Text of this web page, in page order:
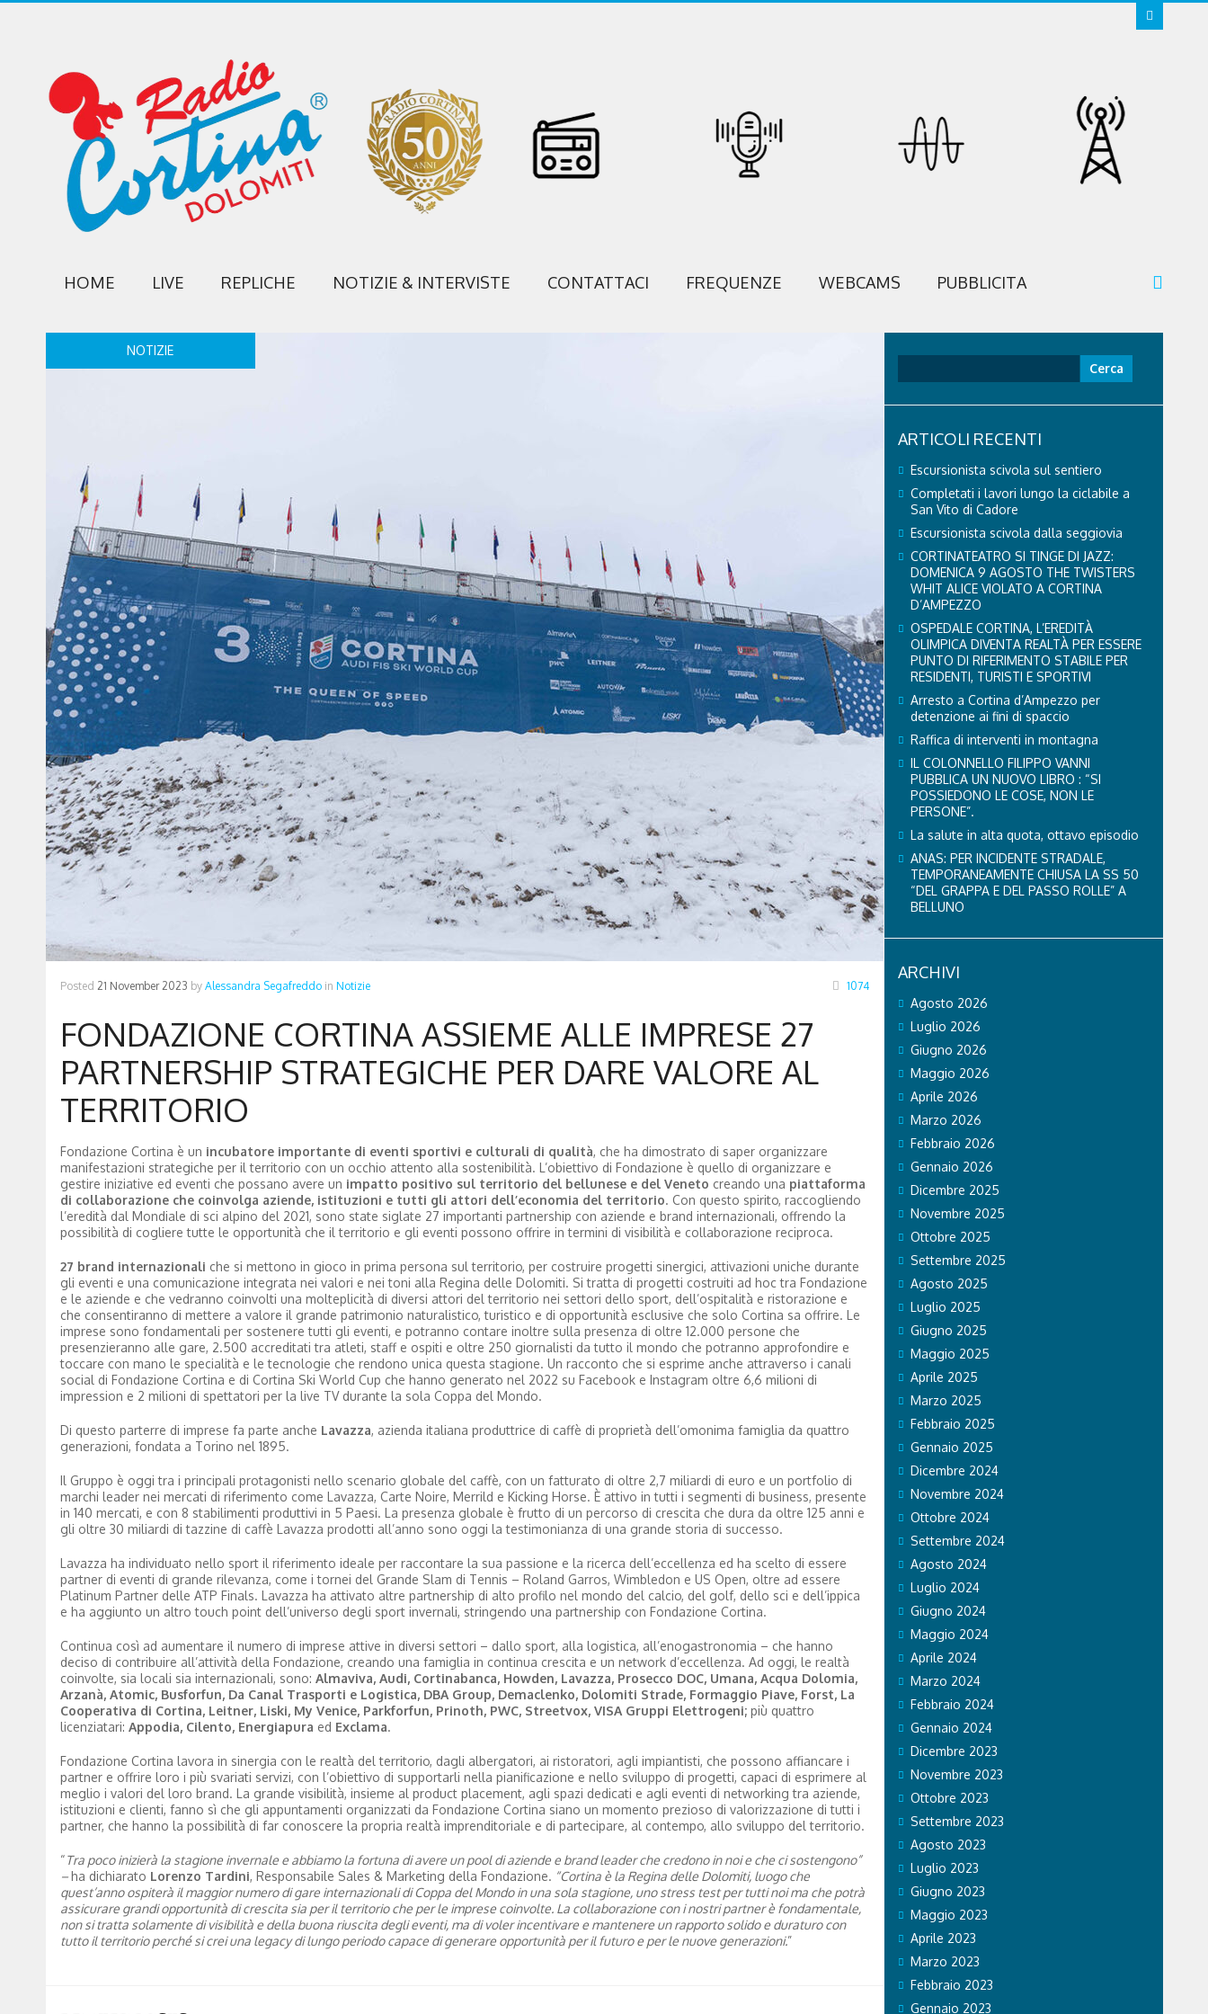
HOME LIVE REPLICHE NOTIZIE & INTERVISTE CONTATTACI FREQUENZE WEBCAMS PUBBLICITA
NOTIZIE
Posted 21 November 2023 by Alessandra Segafreddo in Notizie 1074
FONDAZIONE CORTINA ASSIEME ALLE IMPRESE 27
PARTNERSHIP STRATEGICHE PER DARE VALORE AL
TERRITORIO
Fondazione Cortina è un incubatore importante di eventi sportivi e culturali di qualità, che ha dimostrato di saper organizzare
manifestazioni strategiche per il territorio con un occhio attento alla sostenibilità. L’obiettivo di Fondazione è quello di organizzare e
gestire iniziative ed eventi che possano avere un impatto positivo sul territorio del bellunese e del Veneto creando una piattaforma
di collaborazione che coinvolga aziende, istituzioni e tutti gli attori dell’economia del territorio. Con questo spirito, raccogliendo
l’eredità dal Mondiale di sci alpino del 2021, sono state siglate 27 importanti partnership con aziende e brand internazionali, offrendo la
possibilità di cogliere tutte le opportunità che il territorio e gli eventi possono offrire in termini di visibilità e collaborazione reciproca.
27 brand internazionali che si mettono in gioco in prima persona sul territorio, per costruire progetti sinergici, attivazioni uniche durante
gli eventi e una comunicazione integrata nei valori e nei toni alla Regina delle Dolomiti. Si tratta di progetti costruiti ad hoc tra Fondazione
e le aziende e che vedranno coinvolti una molteplicità di diversi attori del territorio nei settori dello sport, dell’ospitalità e ristorazione e
che consentiranno di mettere a valore il grande patrimonio naturalistico, turistico e di opportunità esclusive che solo Cortina sa offrire. Le
imprese sono fondamentali per sostenere tutti gli eventi, e potranno contare inoltre sulla presenza di oltre 12.000 persone che
presenzieranno alle gare, 2.500 accreditati tra atleti, staff e ospiti e oltre 250 giornalisti da tutto il mondo che potranno approfondire e
toccare con mano le specialità e le tecnologie che rendono unica questa stagione. Un racconto che si esprime anche attraverso i canali
social di Fondazione Cortina e di Cortina Ski World Cup che hanno generato nel 2022 su Facebook e Instagram oltre 6,6 milioni di
impression e 2 milioni di spettatori per la live TV durante la sola Coppa del Mondo.
Di questo parterre di imprese fa parte anche Lavazza, azienda italiana produttrice di caffè di proprietà dell’omonima famiglia da quattro
generazioni, fondata a Torino nel 1895.
Il Gruppo è oggi tra i principali protagonisti nello scenario globale del caffè, con un fatturato di oltre 2,7 miliardi di euro e un portfolio di
marchi leader nei mercati di riferimento come Lavazza, Carte Noire, Merrild e Kicking Horse. È attivo in tutti i segmenti di business, presente
in 140 mercati, e con 8 stabilimenti produttivi in 5 Paesi. La presenza globale è frutto di un percorso di crescita che dura da oltre 125 anni e
gli oltre 30 miliardi di tazzine di caffè Lavazza prodotti all’anno sono oggi la testimonianza di una grande storia di successo.
Lavazza ha individuato nello sport il riferimento ideale per raccontare la sua passione e la ricerca dell’eccellenza ed ha scelto di essere
partner di eventi di grande rilevanza, come i tornei del Grande Slam di Tennis – Roland Garros, Wimbledon e US Open, oltre ad essere
Platinum Partner delle ATP Finals. Lavazza ha attivato altre partnership di alto profilo nel mondo del calcio, del golf, dello sci e dell’ippica
e ha aggiunto un altro touch point dell’universo degli sport invernali, stringendo una partnership con Fondazione Cortina.
Continua così ad aumentare il numero di imprese attive in diversi settori – dallo sport, alla logistica, all’enogastronomia – che hanno
deciso di contribuire all’attività della Fondazione, creando una famiglia in continua crescita e un network d’eccellenza. Ad oggi, le realtà
coinvolte, sia locali sia internazionali, sono: Almaviva, Audi, Cortinabanca, Howden, Lavazza, Prosecco DOC, Umana, Acqua Dolomia,
Arzanà, Atomic, Busforfun, Da Canal Trasporti e Logistica, DBA Group, Demaclenko, Dolomiti Strade, Formaggio Piave, Forst, La
Cooperativa di Cortina, Leitner, Liski, My Venice, Parkforfun, Prinoth, PWC, Streetvox, VISA Gruppi Elettrogeni; più quattro
licenziatari: Appodia, Cilento, Energiapura ed Exclama.
Fondazione Cortina lavora in sinergia con le realtà del territorio, dagli albergatori, ai ristoratori, agli impiantisti, che possono affiancare i
partner e offrire loro i più svariati servizi, con l’obiettivo di supportarli nella pianificazione e nello sviluppo di progetti, capaci di esprimere al
meglio i valori del loro brand. La grande visibilità, insieme al product placement, agli spazi dedicati e agli eventi di networking tra aziende,
istituzioni e clienti, fanno sì che gli appuntamenti organizzati da Fondazione Cortina siano un momento prezioso di valorizzazione di tutti i
partner, che hanno la possibilità di far conoscere la propria realtà imprenditoriale e di partecipare, al contempo, allo sviluppo del territorio.
“Tra poco inizierà la stagione invernale e abbiamo la fortuna di avere un pool di aziende e brand leader che credono in noi e che ci sostengono”
–ha dichiarato Lorenzo Tardini, Responsabile Sales & Marketing della Fondazione. “Cortina è la Regina delle Dolomiti, luogo che
quest’anno ospiterà il maggior numero di gare internazionali di Coppa del Mondo in una sola stagione, uno stress test per tutti noi ma che potrà
assicurare grandi opportunità di crescita sia per il territorio che per le imprese coinvolte. La collaborazione con i nostri partner è fondamentale,
non si tratta solamente di visibilità e della buona riuscita degli eventi, ma di voler incentivare e mantenere un rapporto solido e duraturo con
tutto il territorio perché si crei una legacy di lungo periodo capace di generare opportunità per il futuro e per le nuove generazioni.”
ARTICOLI RECENTI
Escursionista scivola sul sentiero
Completati i lavori lungo la ciclabile a
San Vito di Cadore
Escursionista scivola dalla seggiovia
CORTINATEATRO SI TINGE DI JAZZ:
DOMENICA 9 AGOSTO THE TWISTERS
WHIT ALICE VIOLATO A CORTINA
D’AMPEZZO
OSPEDALE CORTINA, L’EREDITÀ
OLIMPICA DIVENTA REALTÀ PER ESSERE
PUNTO DI RIFERIMENTO STABILE PER
RESIDENTI, TURISTI E SPORTIVI
Arresto a Cortina d’Ampezzo per
detenzione ai fini di spaccio
Raffica di interventi in montagna
IL COLONNELLO FILIPPO VANNI
PUBBLICA UN NUOVO LIBRO : “SI
POSSIEDONO LE COSE, NON LE
PERSONE”.
La salute in alta quota, ottavo episodio
ANAS: PER INCIDENTE STRADALE,
TEMPORANEAMENTE CHIUSA LA SS 50
“DEL GRAPPA E DEL PASSO ROLLE” A
BELLUNO
ARCHIVI
Agosto 2026
Luglio 2026
Giugno 2026
Maggio 2026
Aprile 2026
Marzo 2026
Febbraio 2026
Gennaio 2026
Dicembre 2025
Novembre 2025
Ottobre 2025
Settembre 2025
Agosto 2025
Luglio 2025
Giugno 2025
Maggio 2025
Aprile 2025
Marzo 2025
Febbraio 2025
Gennaio 2025
Dicembre 2024
Novembre 2024
Ottobre 2024
Settembre 2024
Agosto 2024
Luglio 2024
Giugno 2024
Maggio 2024
Aprile 2024
Marzo 2024
Febbraio 2024
Gennaio 2024
Dicembre 2023
Novembre 2023
Ottobre 2023
Settembre 2023
Agosto 2023
Luglio 2023
Giugno 2023
Maggio 2023
Aprile 2023
Marzo 2023
Febbraio 2023
Gennaio 2023